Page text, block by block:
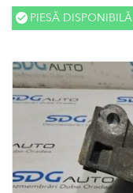
PIESĂ DISPONIBILĂ